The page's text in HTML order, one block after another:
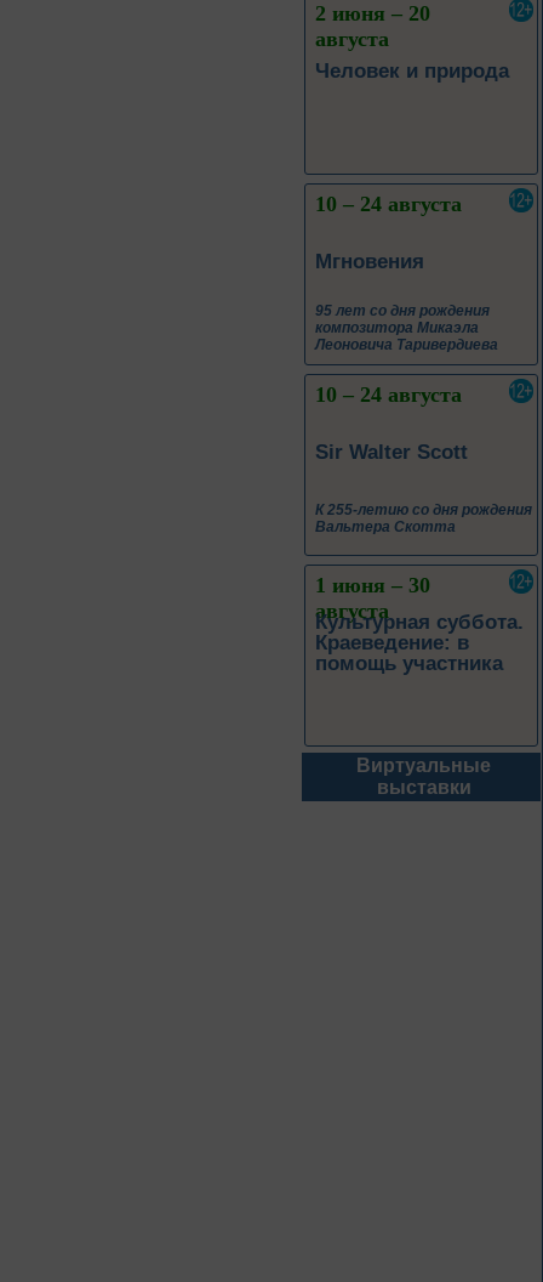
2 июня – 20
августа
Человек и природа
10 – 24 августа
Мгновения
95 лет со дня рождения
композитора Микаэла
Леоновича Таривердиева
10 – 24 августа
Sir Walter Scott
К 255-летию со дня рождения
Вальтера Скотта
1 июня – 30
августа
Культурная суббота.
Краеведение: в
помощь участника
1 июня – 31
августа
Виртуальные
выставки